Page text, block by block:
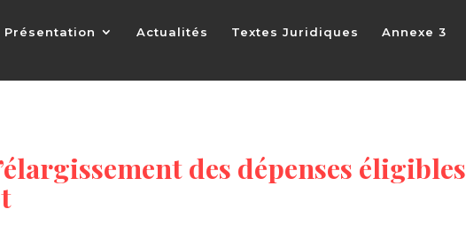
Présentation Actualités Textes Juridiques Annexe 3
des dépenses éligibles